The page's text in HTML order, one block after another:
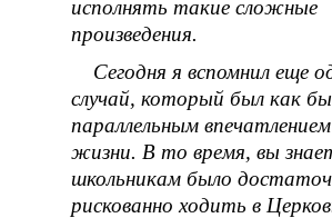
исполнять такие сложные
произведения.
Сегодня я вспомнил еще
случай, который был как бы
параллельным
жизни. В то время, вы
школьникам было
рискованно ходить в